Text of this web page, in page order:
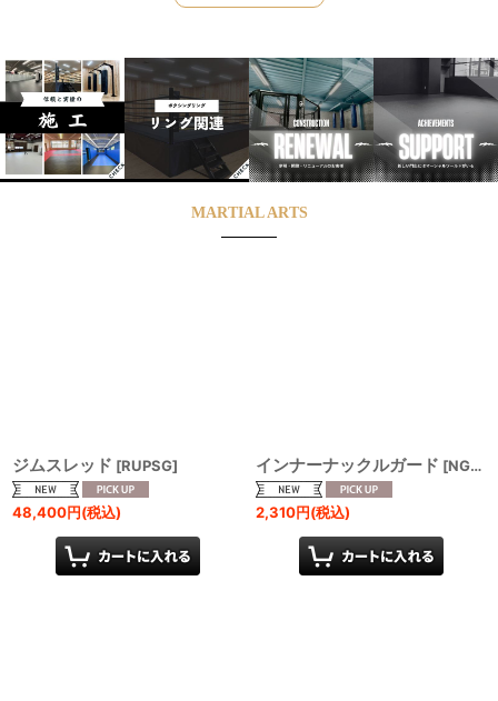
MARTIAL ARTS
ジムスレッド [RUPSG]
48,400円(税込)
インナーナックルガード [NG-IKG
2,310円(税込)